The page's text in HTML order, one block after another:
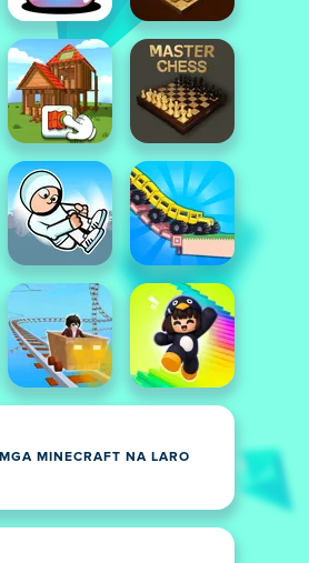
MGA MINECRAFT NA LARO